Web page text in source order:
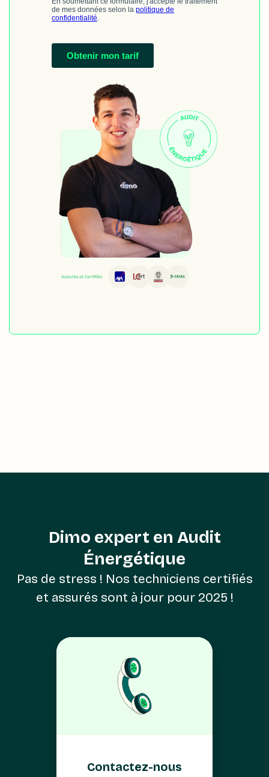
Dimo expert en Audit
Énergétique
Pas de stress ! Nos techniciens certifiés
et assurés sont à jour pour 2025 !
Contactez-nous